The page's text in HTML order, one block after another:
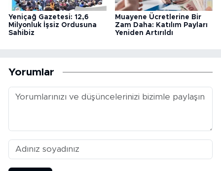
Yeniçağ Gazetesi: 12,6
Milyonluk İşsiz Ordusuna
Sahibiz
Muayene Ücretlerine Bir
Zam Daha: Katılım Payları
Yeniden Artırıldı
Yorumlar